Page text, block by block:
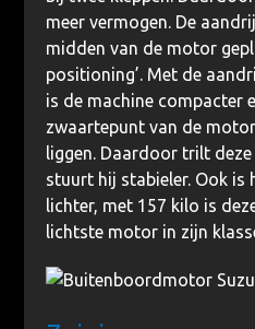
meer vermogen. De
midden van de motor
positioning’. Met de
is de machine compacter
zwaartepunt van de
liggen. Daardoor trilt
stuurt hij stabieler. Ook is
lichter, met 157 kilo is
lichtste motor in zijn